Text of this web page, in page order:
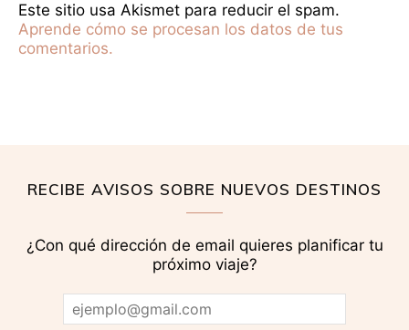
Este sitio usa Akismet para reducir el spam.
Aprende cómo se procesan los datos de tus
comentarios.
RECIBE AVISOS SOBRE NUEVOS DESTINOS
¿Con qué dirección de email quieres planificar tu
próximo viaje?